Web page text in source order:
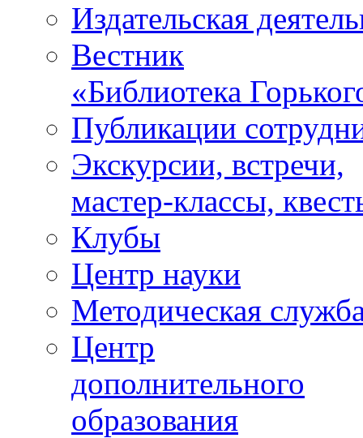
Издательская
Вестник
«Библиотека
Публикации
Экскурсии, встречи,
мастер-классы,
Клубы
Центр науки
Методическая
Центр
дополнительного
образования